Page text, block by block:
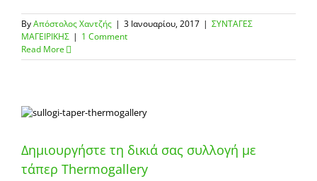
ByΑπόστολος Χαντζής | 3 Ιανουαρίου, 2017 | ΣΥΝΤΑΓΕΣ
ΜΑΓΕΙΡΙΚΗΣ | 1 Comment
Read More
Δημιουργήστε τη δικιά σας συλλογή με
τάπερ Thermogallery